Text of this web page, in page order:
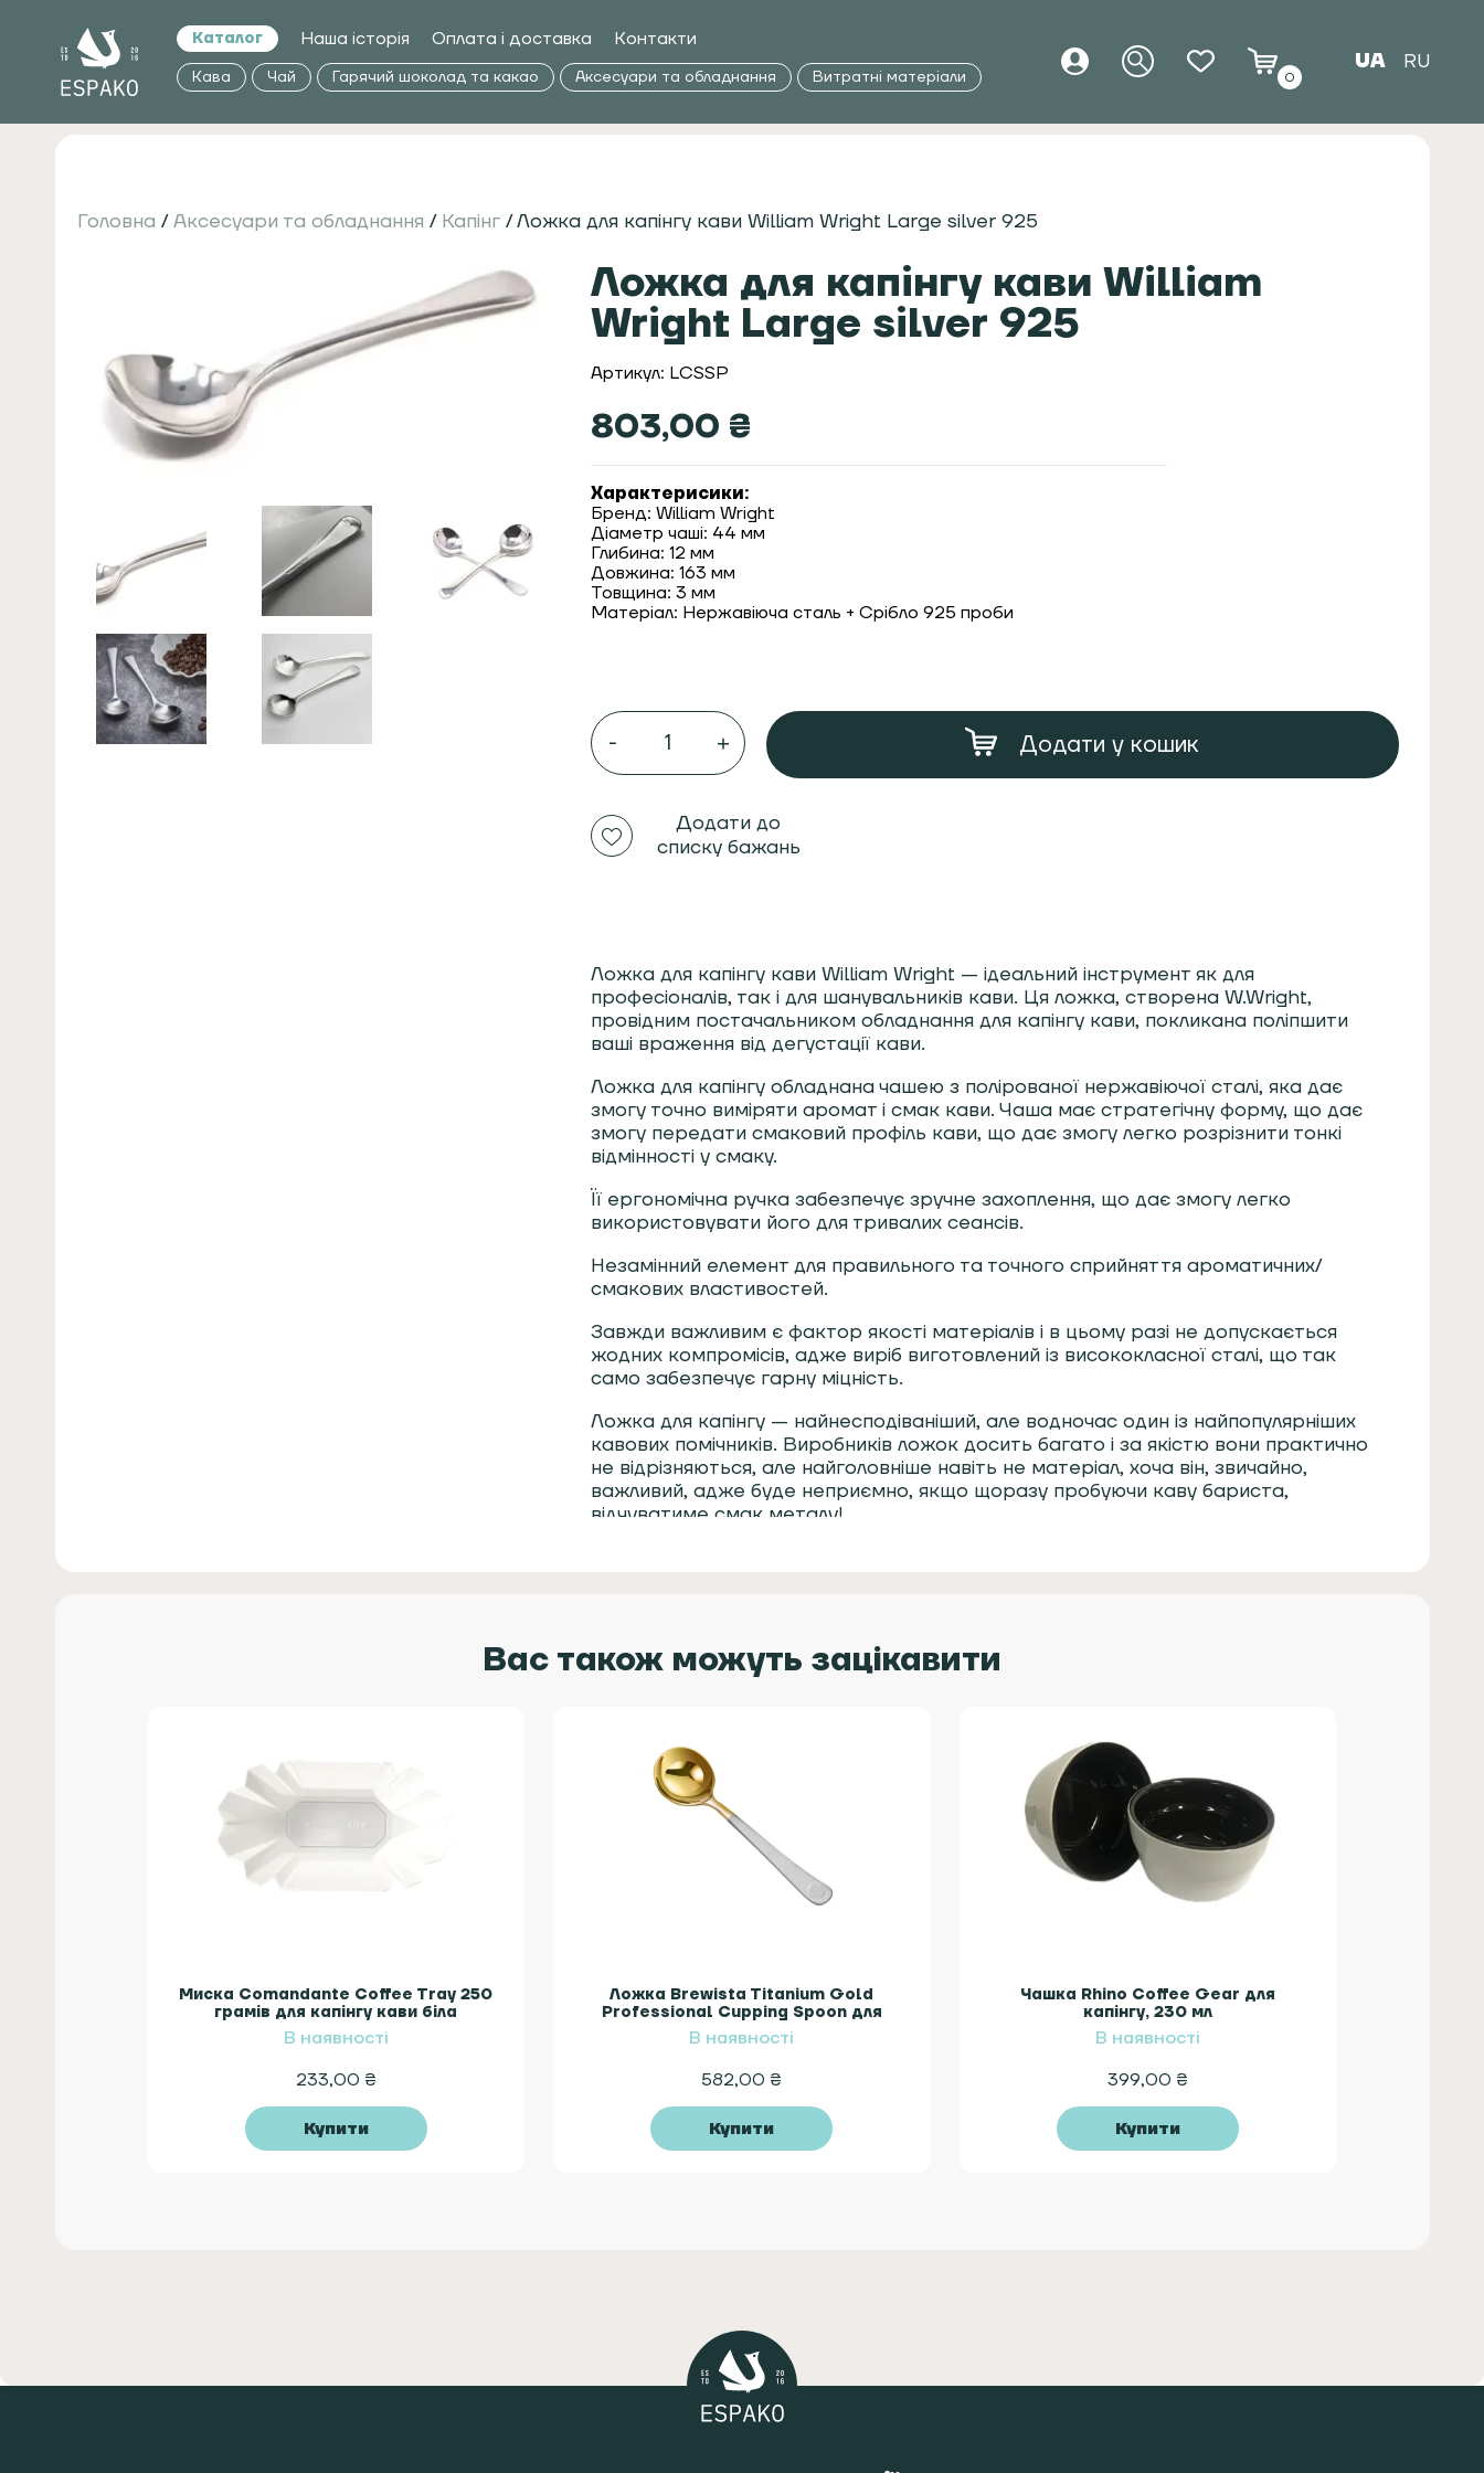
Каталог Наша історія Оплата і доставка Контакти
Кава Чай Гарячий шоколад та какао Аксесуари та обладнання Витратні матеріали 0
UA RU
Головна / Аксесуари та обладнання / Капінг / Ложка для капінгу кави William Wright Large silver 925
Ложка для капінгу кави William
Wright Large silver 925
Артикул: LCSSP
803,00 ₴
Характерисики:
Бренд: William Wright
Діаметр чаші: 44 мм
Глибина: 12 мм
Довжина: 163 мм
Товщина: 3 мм
Матеріал: Нержавіюча сталь + Срібло 925 проби
Ложка
для
капінгу
кави
Wright
Large
silver
Додати у кошик
Додати до
списку бажань
Ложка для капінгу кави William Wright — ідеальний інструмент як для
професіоналів, так і для шанувальників кави. Ця ложка, створена W.Wright,
провідним постачальником обладнання для капінгу кави, покликана поліпшити
ваші враження від дегустації кави.
Ложка для капінгу обладнана чашею з полірованої нержавіючої сталі, яка дає
змогу точно виміряти аромат і смак кави. Чаша має стратегічну форму, що дає
змогу передати смаковий профіль кави, що дає змогу легко розрізнити тонкі
відмінності у смаку.
Її ергономічна ручка забезпечує зручне захоплення, що дає змогу легко
використовувати його для тривалих сеансів.
Незамінний елемент для правильного та точного сприйняття ароматичних/
смакових властивостей.
Завжди важливим є фактор якості матеріалів і в цьому разі не допускається
жодних компромісів, адже виріб виготовлений із висококласної сталі, що так
само забезпечує гарну міцність.
Ложка для капінгу — найнесподіваніший, але водночас один із найпопулярніших
кавових помічників. Виробників ложок досить багато і за якістю вони практично
не відрізняються, але найголовніше навіть не матеріал, хоча він, звичайно,
важливий, адже буде неприємно, якщо щоразу пробуючи каву бариста,
відчуватиме смак металу!
Вас також можуть зацікавити
Миска Comandante Coffee Tray 250
грамів для капінгу кави біла
В наявності
233,00 ₴
Купити
Ложка Brewista Titanium Gold
Professional Cupping Spoon для
капінгу кави
В наявності
582,00 ₴
Купити
Чашка Rhino Coffee Gear для
капінгу, 230 мл
В наявності
399,00 ₴
Купити